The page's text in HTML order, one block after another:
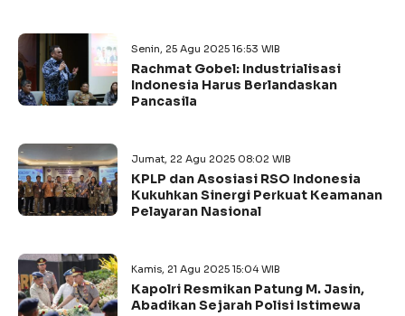
Senin, 25 Agu 2025 16:53 WIB
Rachmat Gobel: Industrialisasi
Indonesia Harus Berlandaskan
Pancasila
Jumat, 22 Agu 2025 08:02 WIB
KPLP dan Asosiasi RSO Indonesia
Kukuhkan Sinergi Perkuat Keamanan
Pelayaran Nasional
Kamis, 21 Agu 2025 15:04 WIB
Kapolri Resmikan Patung M. Jasin,
Abadikan Sejarah Polisi Istimewa